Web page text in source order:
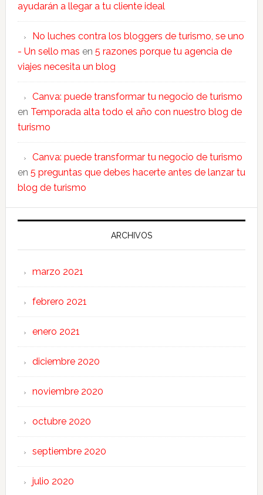
ayudarán a llegar a tu cliente ideal
No luches contra los bloggers de turismo, se uno
- Un sello mas en 5 razones porque tu agencia de
viajes necesita un blog
Canva: puede transformar tu negocio de turismo
en Temporada alta todo el año con nuestro blog de
turismo
Canva: puede transformar tu negocio de turismo
en 5 preguntas que debes hacerte antes de lanzar tu
blog de turismo
ARCHIVOS
marzo 2021
febrero 2021
enero 2021
diciembre 2020
noviembre 2020
octubre 2020
septiembre 2020
julio 2020